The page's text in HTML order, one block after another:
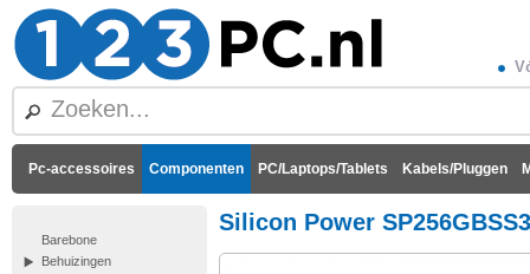
Pc-accessoires Componenten PC/Laptops/Tablets Kabels/Pluggen
Barebone
Behuizingen
Silicon Power